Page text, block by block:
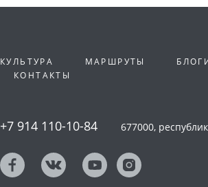
КУЛЬТУРА МАРШРУТЫ
КОНТАКТЫ
+7 914 110-10-84 677000,